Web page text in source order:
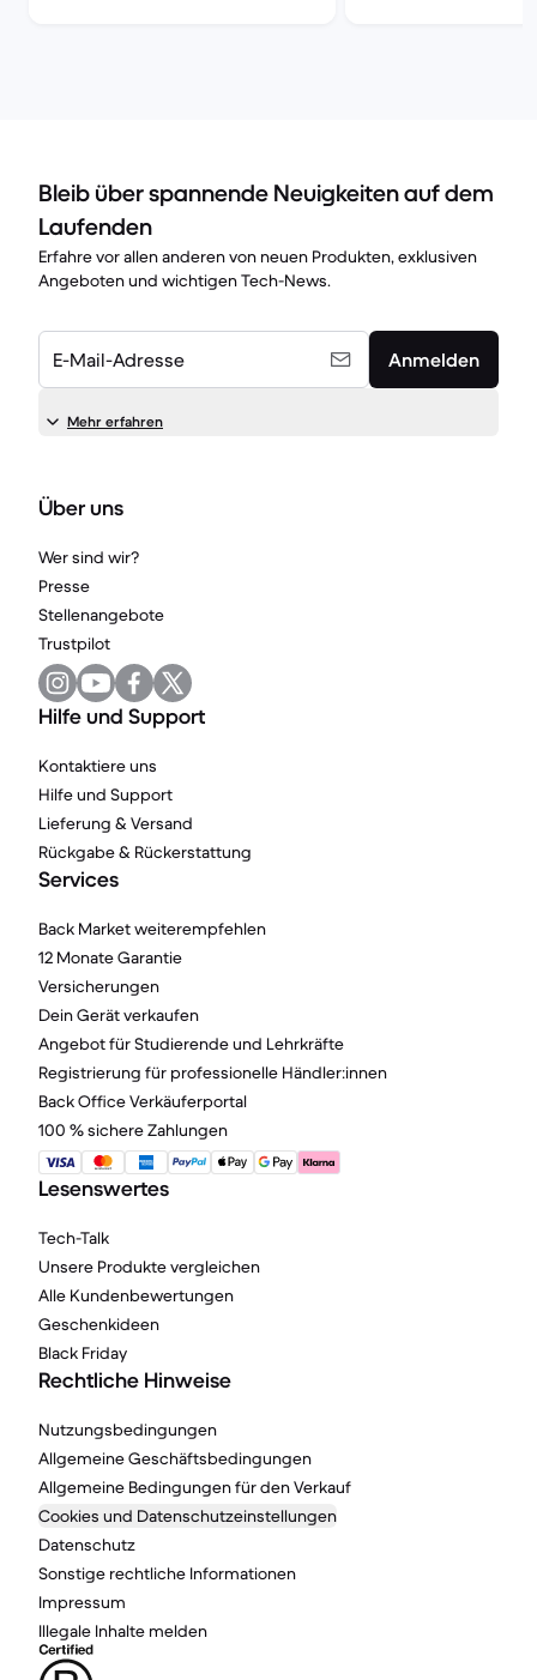
Bleib über spannende Neuigkeiten auf dem
Laufenden
Erfahre vor allen anderen von neuen Produkten, exklusiven
Angeboten und wichtigen Tech-News.
E-Mail-Adresse Anmelden
Mehr erfahren
Über uns
Wer sind wir?
Presse
Stellenangebote
Trustpilot
Hilfe und Support
Kontaktiere uns
Hilfe und Support
Lieferung & Versand
Rückgabe & Rückerstattung
Services
Back Market weiterempfehlen
12 Monate Garantie
Versicherungen
Dein Gerät verkaufen
Angebot für Studierende und Lehrkräfte
Registrierung für professionelle Händler:innen
Back Office Verkäuferportal
100 % sichere Zahlungen
Lesenswertes
Tech-Talk
Unsere Produkte vergleichen
Alle Kundenbewertungen
Geschenkideen
Black Friday
Rechtliche Hinweise
Nutzungsbedingungen
Allgemeine Geschäftsbedingungen
Allgemeine Bedingungen für den Verkauf
Cookies und Datenschutzeinstellungen
Datenschutz
Sonstige rechtliche Informationen
Impressum
Illegale Inhalte melden